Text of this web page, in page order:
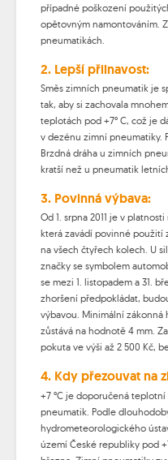
případné poškození
opětovným namontováním.
pneumatikách.
2. Lepší přilnavost:
Směs zimních pneumatik je
tak, aby si zachovala
teplotách pod +7° C, což je
v dezénu zimní pneumatiky.
Brzdná dráha u zimních
kratší než u pneumatik
3. Povinná výbava:
Od 1. srpna 2011 je v
která zavádí povinné použití
na všech čtyřech kolech. U
značky se symbolem
se mezi 1. listopadem a 31.
zhoršení předpokládat,
výbavou. Minimální
zůstává na hodnotě 4 mm.
pokuta ve výši až 2 500 Kč,
4. Kdy přezouvat na
+7 °C je doporučená
pneumatik. Podle
hydrometeorologického
území České republiky pod